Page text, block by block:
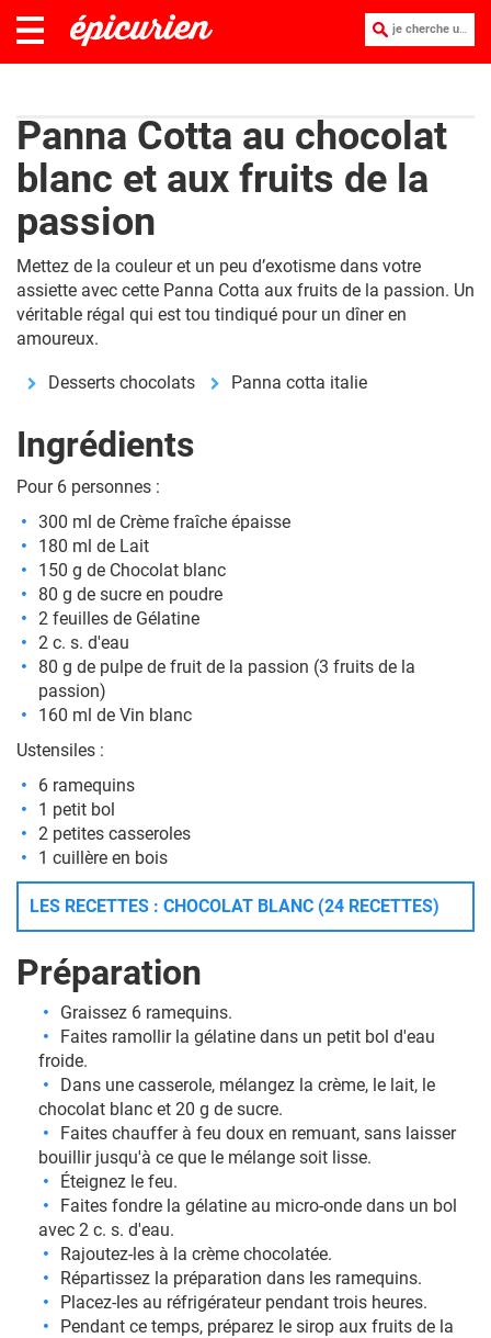
je cherche une recette :
Panna Cotta au chocolat
blanc et aux fruits de la
passion
Mettez de la couleur et un peu d’exotisme dans votre
assiette avec cette Panna Cotta aux fruits de la passion. Un
véritable régal qui est tou tindiqué pour un dîner en
amoureux.
Desserts chocolats Panna cotta italie
Ingrédients
Pour 6 personnes :
300 ml de Crème fraîche épaisse
180 ml de Lait
150 g de Chocolat blanc
80 g de sucre en poudre
2 feuilles de Gélatine
2 c. s. d'eau
80 g de pulpe de fruit de la passion (3 fruits de la
passion)
160 ml de Vin blanc
Ustensiles :
6 ramequins
1 petit bol
2 petites casseroles
1 cuillère en bois
LES RECETTES : CHOCOLAT BLANC (24 RECETTES)
Préparation
Graissez 6 ramequins.
Faites ramollir la gélatine dans un petit bol d'eau
froide.
Dans une casserole, mélangez la crème, le lait, le
chocolat blanc et 20 g de sucre.
Faites chauffer à feu doux en remuant, sans laisser
bouillir jusqu'à ce que le mélange soit lisse.
Éteignez le feu.
Faites fondre la gélatine au micro-onde dans un bol
avec 2 c. s. d'eau.
Rajoutez-les à la crème chocolatée.
Répartissez la préparation dans les ramequins.
Placez-les au réfrigérateur pendant trois heures.
Pendant ce temps, préparez le sirop aux fruits de la